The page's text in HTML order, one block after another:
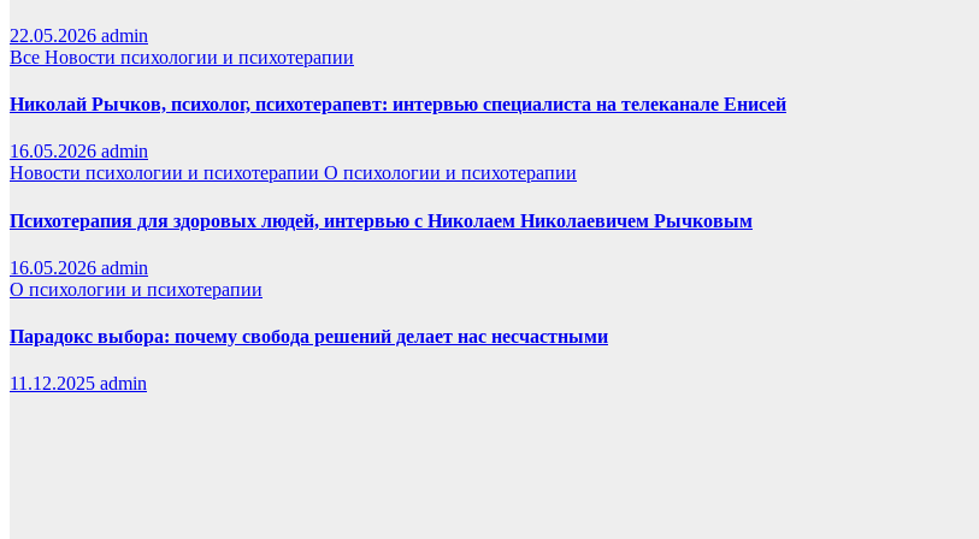
22.05.2026 admin
Все Новости психологии и психотерапии
Николай Рычков, психолог, психотерапевт: интервью специалиста на телеканале Енисей
16.05.2026 admin
Новости психологии и психотерапии О психологии и психотерапии
Психотерапия для здоровых людей, интервью с Николаем Николаевичем Рычковым
16.05.2026 admin
О психологии и психотерапии
Парадокс выбора: почему свобода решений делает нас несчастными
11.12.2025 admin